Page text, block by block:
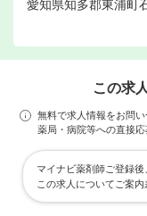
愛知県知多郡東浦町
この求
無料で求人情報をお問い
薬局・病院等への直接
マイナビ薬剤師ご登録
この求人についてご案内